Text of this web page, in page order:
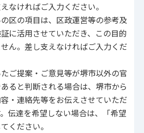
なければご入力ください。
区の項目は、区政運営等の参考及
に活用させていただき、この目的
ん。差し支えなければご入力くだ
ご提案・ご意見等が堺市以外の官
ると判断される場合は、堺市から
・連絡先等をお伝えさせていただ
伝達を希望しない場合は、「希望
ください。